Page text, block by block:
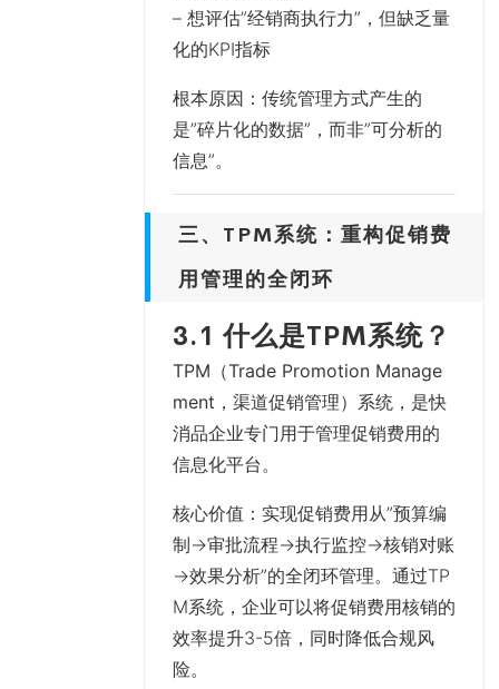
– 想评估”经销商执行力”，但缺乏量
化的KPI指标
根本原因 ：传统管理方式产生的
是”碎片化的数据”，而非”可分析的
信息”。
三、TPM系统：重构促销费
用管理的全闭环
3.1 什么是TPM系统？
TPM（Trade Promotion Manage
ment，渠道促销管理）系统 ，是快
消品企业专门用于管理促销费用的
信息化平台。
核心价值 ：实现促销费用从”预算编
制→审批流程→执行监控→核销对账
→效果分析”的全闭环管理。通过TP
M系统，企业可以将促销费用核销的
效率提升3-5倍，同时降低合规风
险。